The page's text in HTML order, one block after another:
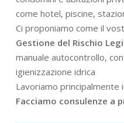
come hotel, piscine,
Ci proponiamo come il
Gestione del Rischio
manuale autocontrollo,
igienizzazione idrica
Lavoriamo principalmente
Facciamo consulenze a